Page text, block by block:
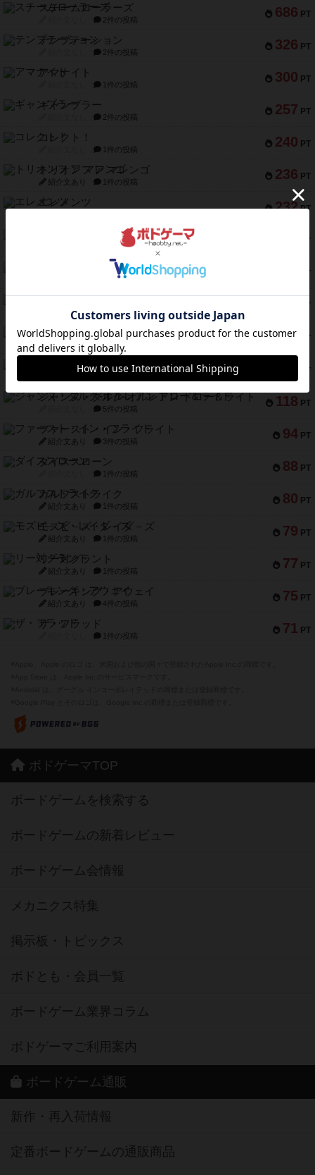
686 PT
スチームローラーズ
2件の投稿
326 PT
テンプテーション
2件の投稿
300 PT
アマナイト
1件の投稿
257 PT
ギャンブラー
2件の投稿
240 PT
コレクト！
1件の投稿
236 PT
トリオンフ ア マレンゴ
紹介文あり 1件の投稿
232 PT
エレメンツ
PT
バー！パーティー
1件の投稿
PT
1件の投稿
PT
クルティボ
紹介文なし 1件の投稿
140 PT
ブラヴェスト
紹介文なし 1件の投稿
PT
ドブル：ポケットモンスター
118 PT
ジャンヌ・ダルク-オルレアン ドロー＆ライト
5件の投稿
94 PT
ファースト・イン・フライト
紹介文あり 3件の投稿
88 PT
ダイススローン
1件の投稿
80 PT
ガルフストライク
紹介文あり 1件の投稿
79 PT
モズビ－ズ・レイダ－ズ
紹介文あり 1件の投稿
77 PT
リー対グラント
紹介文あり 1件の投稿
75 PT
ブレーキング・アウェイ
紹介文あり 4件の投稿
71 PT
ザ・フラッド
1件の投稿
ボドゲーマTOP
ボードゲームを検索する
ボードゲームの新着レビュー
ボードゲーム会情報
メカニクス特集
掲示板・トピックス
ボドとも・会員一覧
ボードゲーム業界コラム
ボドゲーマご利用案内
ボードゲーム通販
新作・再入荷情報
定番ボードゲームの通販商品